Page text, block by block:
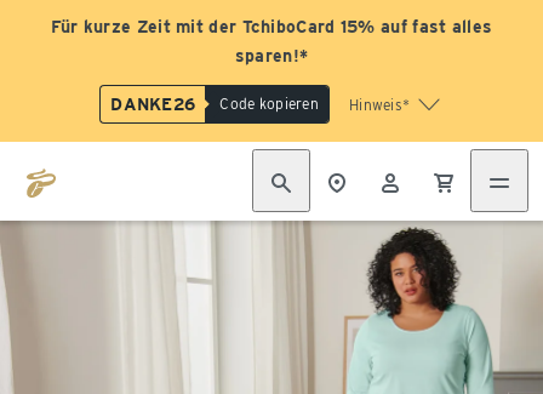
Für kurze Zeit mit der TchiboCard 15% auf fast alles
sparen!*
DANKE26 Code kopieren Hinweis*